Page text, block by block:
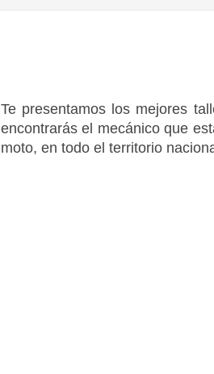
Te presentamos los mejores
encontrarás el mecánico que
moto, en todo el territorio